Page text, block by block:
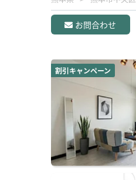
お問合わせ
割引キャンペーン